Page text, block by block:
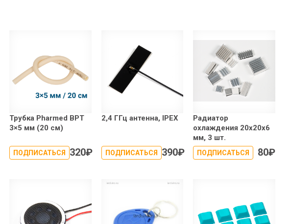
Трубка Pharmed BPT
3×5 мм (20 см)
ПОДПИСАТЬСЯ 320₽
2,4 ГГц антенна, IPEX
ПОДПИСАТЬСЯ 390₽
Радиатор
охлаждения 20x20x6
мм, 3 шт.
ПОДПИСАТЬСЯ 80₽